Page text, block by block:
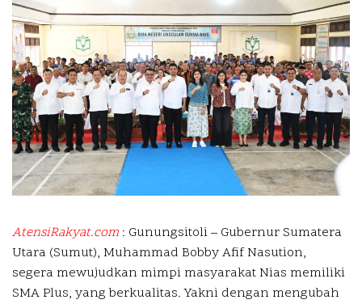
AtensiRakyat.com : Gunungsitoli – Gubernur Sumatera
Utara (Sumut), Muhammad Bobby Afif Nasution,
segera mewujudkan mimpi masyarakat Nias memiliki
SMA Plus, yang berkualitas. Yakni dengan mengubah